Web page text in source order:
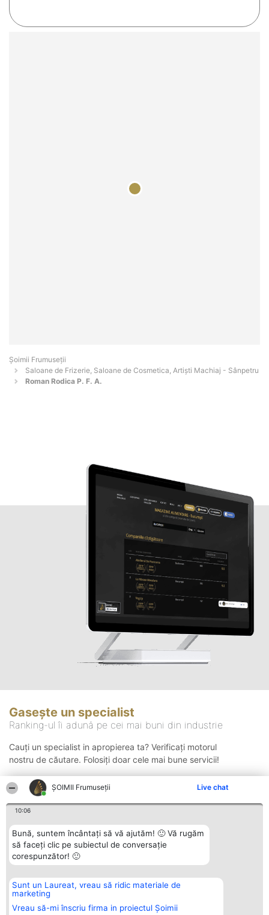
ȘOIMII Frumuseții Live chat
10:06
Bună, suntem încântați să vă ajutăm! 🙂 Vă rugăm
să faceți clic pe subiectul de conversație
corespunzător! 🙂
Sunt un Laureat, vreau să ridic materiale de
marketing
Vreau să-mi înscriu firma in proiectul Șoimii
Șoimii Frumuseții
Saloane de Frizerie, Saloane de Cosmetica, Artiști Machiaj - Sânpetru
Roman Rodica P. F. A.
Gasește un specialist
Ranking-ul îi adună pe cei mai buni din industrie
Cauți un specialist in apropierea ta? Verificați motorul
nostru de căutare. Folosiți doar cele mai bune servicii!
Organizator Ranking
BRIGHT SOLUTIONS BR SRL
Aleea Timisul De Sus 2 Bl. A30
Sc. A Et. 4 Ap. 13 Cod 061952
Plebiscyt
Lista Tuturor
Laureaților
Contact